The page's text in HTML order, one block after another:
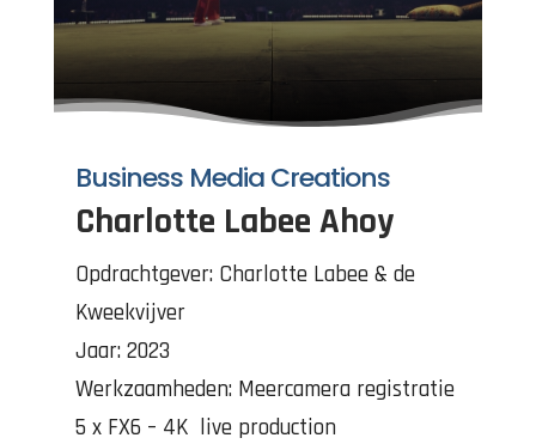
Business Media Creations
Charlotte Labee Ahoy
Opdrachtgever: Charlotte Labee & de
Kweekvijver
Jaar: 2023
Werkzaamheden: Meercamera registratie
5 x FX6 – 4K live production